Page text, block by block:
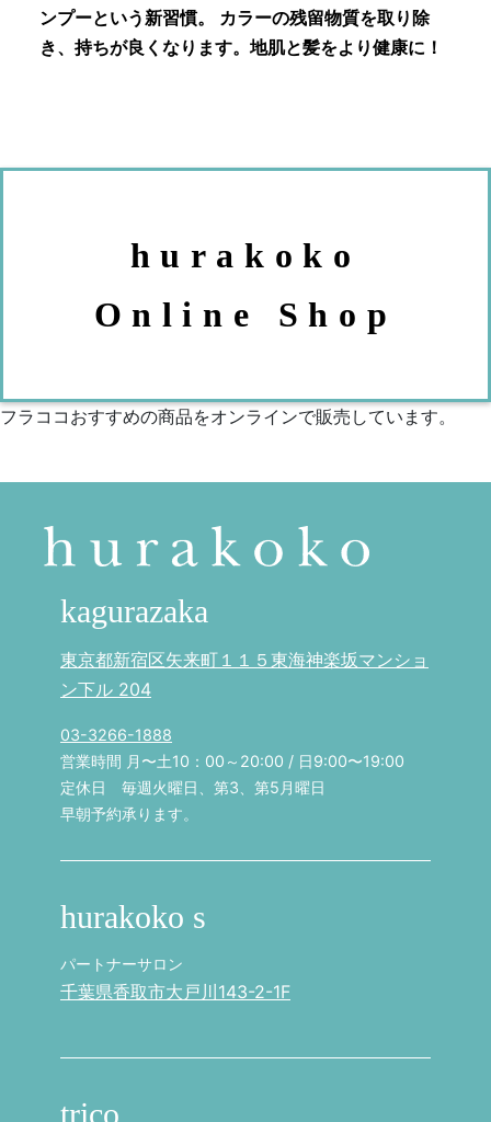
ンプーという新習慣。 カラーの残留物質を取り除
き、持ちが良くなります。地肌と髪をより健康に！
hurakoko
Online Shop
フラココおすすめの商品をオンラインで販売しています。
kagurazaka
東京都新宿区矢来町１１５東海神楽坂マンショ
ン下ル 204
03-3266-1888
営業時間 月〜土10：00～20:00 / 日9:00〜19:00
定休日 毎週火曜日、第3、第5月曜日
早朝予約承ります。
hurakoko s
パートナーサロン
千葉県香取市大戸川143-2-1F
trico